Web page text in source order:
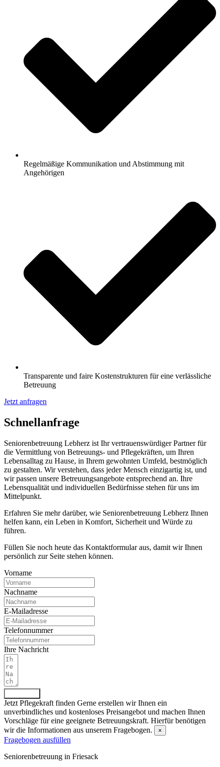
Regelmäßige Kommunikation und Abstimmung mit
Angehörigen
Transparente und faire Kostenstrukturen für eine verlässliche
Betreuung
Jetzt anfragen
Schnell­anfrage
Seniorenbetreuung Lebherz ist Ihr vertrauenswürdiger Partner für
die Vermittlung von Betreuungs- und Pflegekräften, um Ihren
Lebensalltag zu Hause, in Ihrem gewohnten Umfeld, bestmöglich
zu gestalten. Wir verstehen, dass jeder Mensch einzigartig ist, und
wir passen unsere Betreuungsangebote entsprechend an. Ihre
Lebensqualität und individuellen Bedürfnisse stehen für uns im
Mittelpunkt.
Erfahren Sie mehr darüber, wie Seniorenbetreuung Lebherz Ihnen
helfen kann, ein Leben in Komfort, Sicherheit und Würde zu
führen.
Füllen Sie noch heute das Kontaktformular aus, damit wir Ihnen
persönlich zur Seite stehen können.
Vorname
Nachname
E-Mailadresse
Telefonnummer
Ihre Nachricht
Jetzt Pflegekraft finden Gerne erstellen wir Ihnen ein
unverbindliches und kostenloses Preisangebot und machen Ihnen
Vorschläge für eine geeignete Betreuungskraft. Hierfür benötigen
wir die Informationen aus unserem Fragebogen.
×
Fragebogen ausfüllen
Senioren­betreuung in Friesack